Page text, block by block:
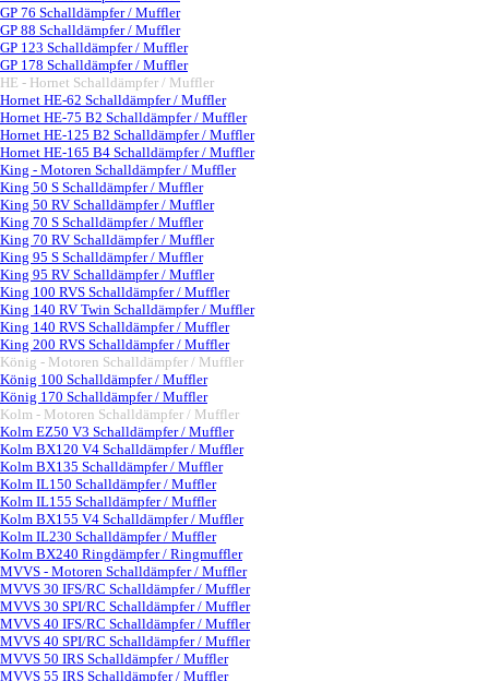
GP 76 Schalldämpfer / Muffler
GP 88 Schalldämpfer / Muffler
GP 123 Schalldämpfer / Muffler
GP 178 Schalldämpfer / Muffler
HE - Hornet Schalldämpfer / Muffler
Hornet HE-62 Schalldämpfer / Muffler
Hornet HE-75 B2 Schalldämpfer / Muffler
Hornet HE-125 B2 Schalldämpfer / Muffler
Hornet HE-165 B4 Schalldämpfer / Muffler
King - Motoren Schalldämpfer / Muffler▼
King 50 S Schalldämpfer / Muffler
King 50 RV Schalldämpfer / Muffler
King 70 S Schalldämpfer / Muffler
King 70 RV Schalldämpfer / Muffler
King 95 S Schalldämpfer / Muffler
King 95 RV Schalldämpfer / Muffler
King 100 RVS Schalldämpfer / Muffler
King 140 RV Twin Schalldämpfer / Muffler
King 140 RVS Schalldämpfer / Muffler
King 200 RVS Schalldämpfer / Muffler
König - Motoren Schalldämpfer / Muffler
König 100 Schalldämpfer / Muffler
König 170 Schalldämpfer / Muffler
Kolm - Motoren Schalldämpfer / Muffler
Kolm EZ50 V3 Schalldämpfer / Muffler
Kolm BX120 V4 Schalldämpfer / Muffler
Kolm BX135 Schalldämpfer / Muffler
Kolm IL150 Schalldämpfer / Muffler
Kolm IL155 Schalldämpfer / Muffler
Kolm BX155 V4 Schalldämpfer / Muffler
Kolm IL230 Schalldämpfer / Muffler
Kolm BX240 Ringdämpfer / Ringmuffler
MVVS - Motoren Schalldämpfer / Muffler▼
MVVS 30 IFS/RC Schalldämpfer / Muffler
MVVS 30 SPI/RC Schalldämpfer / Muffler
MVVS 40 IFS/RC Schalldämpfer / Muffler
MVVS 40 SPI/RC Schalldämpfer / Muffler
MVVS 50 IRS Schalldämpfer / Muffler
MVVS 55 IRS Schalldämpfer / Muffler